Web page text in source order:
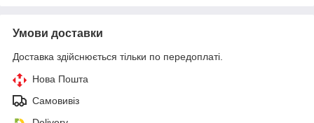
Умови доставки
Доставка здійснюється тільки по передоплаті.
Нова Пошта
Самовивіз